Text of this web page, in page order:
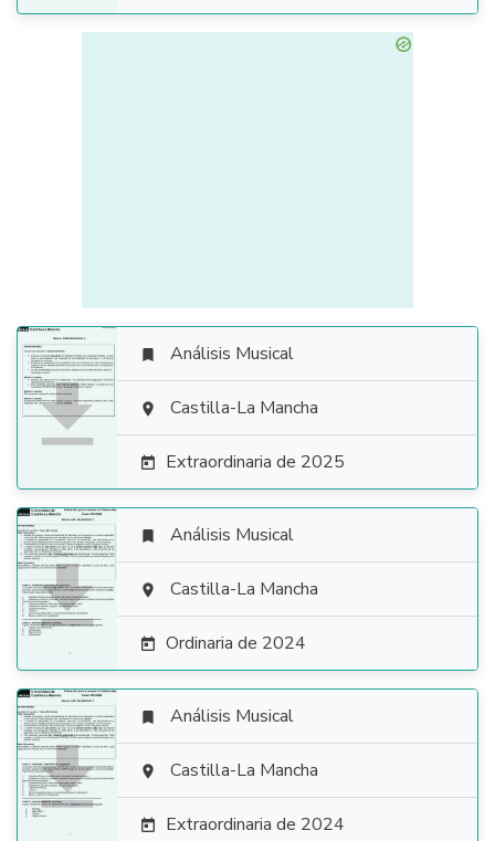

 Análisis Musical
 Castilla-La Mancha
 Extraordinaria de 2025

 Análisis Musical
 Castilla-La Mancha
 Ordinaria de 2024

 Análisis Musical
 Castilla-La Mancha
 Extraordinaria de 2024